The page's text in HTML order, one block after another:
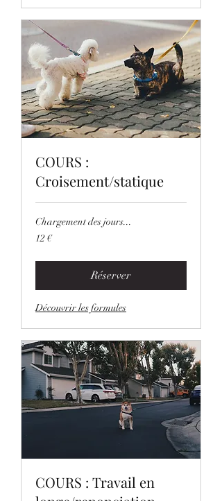
COURS :
Croisement/statique
Chargement des jours...
12
euros
12 €
Réserver
Découvrir les formules
COURS : Travail en